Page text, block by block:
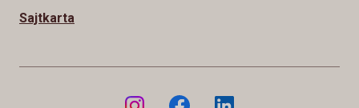
Sajtkarta